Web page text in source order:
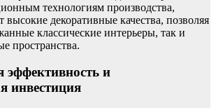
технологиям производства,
высокие декоративные качества, позволяя
классические интерьеры, так и
пространства.
эффективность и
инвестиция